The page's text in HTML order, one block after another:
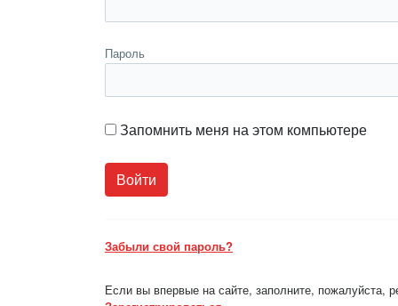
Пароль
Запомнить меня на этом компьютере
Забыли свой пароль?
Если вы впервые на сайте, заполните, пожалуйста,